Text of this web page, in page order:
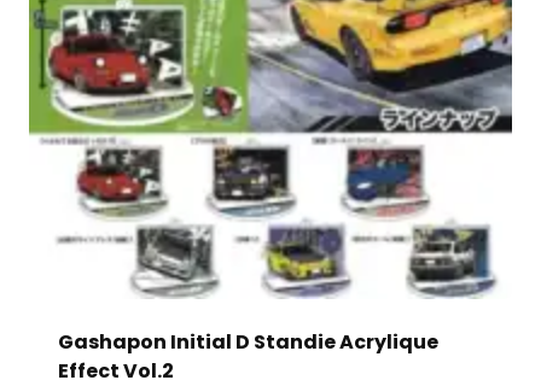
Gashapon Initial D Standie Acrylique
Effect Vol.2